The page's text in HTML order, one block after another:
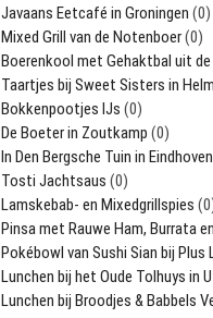
Javaans Eetcafé in Groningen (0)
Mixed Grill van de Notenboer(0)
Boerenkool met Gehaktbal uit
Taartjes bij Sweet Sisters in
Bokkenpootjes IJs (0)
De Boeter in Zoutkamp (0)
In Den Bergsche Tuin in Eindhoven
Tosti Jachtsaus (0)
Lamskebab- en Mixedgrillspies
Pinsa met Rauwe Ham, Burrata
Pokébowl van Sushi Sian bij Plus
Lunchen bij het Oude Tolhuys in
Lunchen bij Broodjes & Babbels